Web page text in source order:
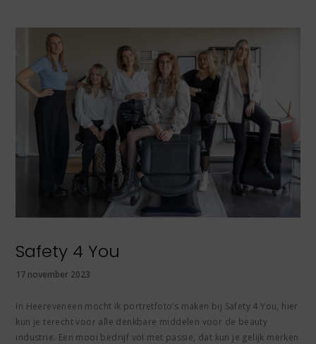
Safety 4 You
17 november 2023
In Heereveneen mocht ik portretfoto’s maken bij Safety 4 You, hier
kun je terecht voor alle denkbare middelen voor de beauty
industrie. Een mooi bedrijf vol met passie, dat kun je gelijk merken